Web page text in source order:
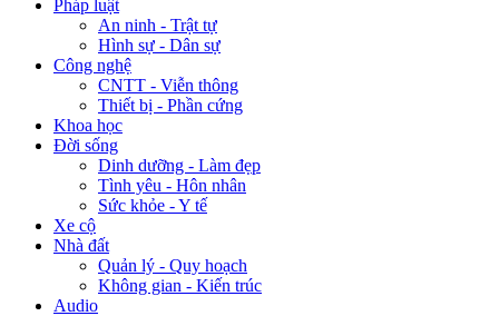
Pháp luật
An ninh - Trật tự
Hình sự - Dân sự
Công nghệ
CNTT - Viễn thông
Thiết bị - Phần cứng
Khoa học
Đời sống
Dinh dưỡng - Làm đẹp
Tình yêu - Hôn nhân
Sức khỏe - Y tế
Xe cộ
Nhà đất
Quản lý - Quy hoạch
Không gian - Kiến trúc
Audio